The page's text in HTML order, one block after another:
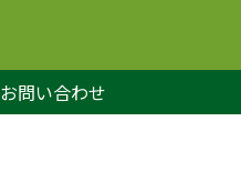
お問い合わせ